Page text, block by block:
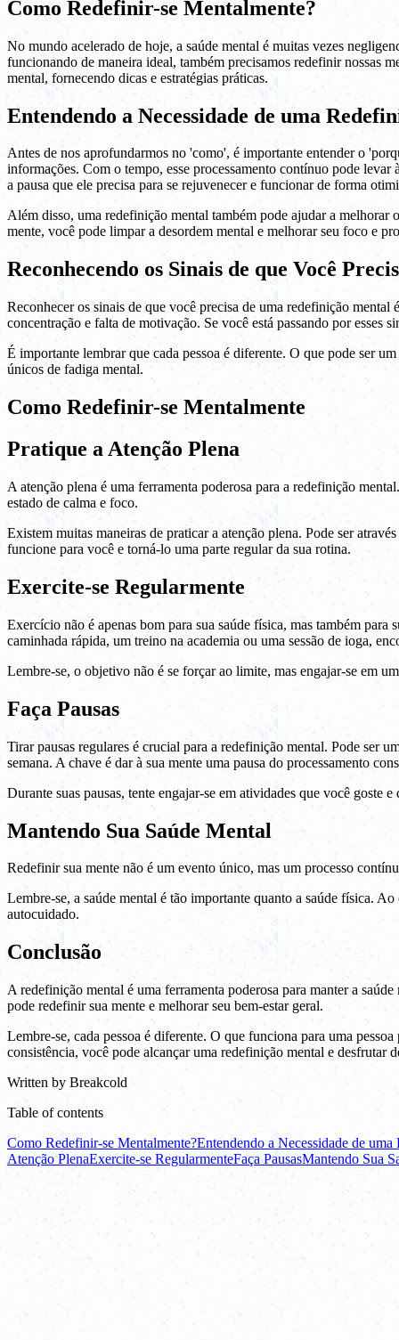
Como Redefinir-se Mentalmente?
No mundo acelerado de hoje, a saúde mental é muitas vezes
funcionando de maneira ideal, também precisamos redefinir nossas
mental, fornecendo dicas e estratégias práticas.
Entendendo a Necessidade de uma
Antes de nos aprofundarmos no 'como', é importante entender o
informações. Com o tempo, esse processamento contínuo pode levar
a pausa que ele precisa para se rejuvenecer e funcionar de forma
Além disso, uma redefinição mental também pode ajudar a melhorar
mente, você pode limpar a desordem mental e melhorar seu foco e
Reconhecendo os Sinais de que Você
Reconhecer os sinais de que você precisa de uma redefinição
concentração e falta de motivação. Se você está passando por esses
É importante lembrar que cada pessoa é diferente. O que pode ser
únicos de fadiga mental.
Como Redefinir-se Mentalmente
Pratique a Atenção Plena
A atenção plena é uma ferramenta poderosa para a redefinição
estado de calma e foco.
Existem muitas maneiras de praticar a atenção plena. Pode ser
funcione para você e torná-lo uma parte regular da sua rotina.
Exercite-se Regularmente
Exercício não é apenas bom para sua saúde física, mas também
caminhada rápida, um treino na academia ou uma sessão de ioga,
Lembre-se, o objetivo não é se forçar ao limite, mas engajar-se em
Faça Pausas
Tirar pausas regulares é crucial para a redefinição mental. Pode ser
semana. A chave é dar à sua mente uma pausa do processamento
Durante suas pausas, tente engajar-se em atividades que você
Mantendo Sua Saúde Mental
Redefinir sua mente não é um evento único, mas um processo
Lembre-se, a saúde mental é tão importante quanto a saúde física.
autocuidado.
Conclusão
A redefinição mental é uma ferramenta poderosa para manter a
pode redefinir sua mente e melhorar seu bem-estar geral.
Lembre-se, cada pessoa é diferente. O que funciona para uma
consistência, você pode alcançar uma redefinição mental e desfrutar
Written by Breakcold
Table of contents
Como Redefinir-se Mentalmente?Entendendo a Necessidade de
Atenção PlenaExercite-se RegularmenteFaça PausasMantendo Sua